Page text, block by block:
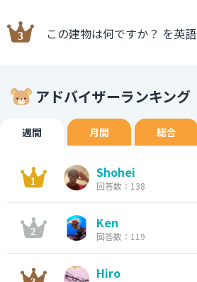
この建物は何ですか？ を英
アドバイザーランキング
週間 月間 総合
Shohei
回答数：138
Ken
回答数：119
Hiro